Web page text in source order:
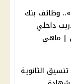
وظائف بنك
داخلي
| ماهي
الثانوية